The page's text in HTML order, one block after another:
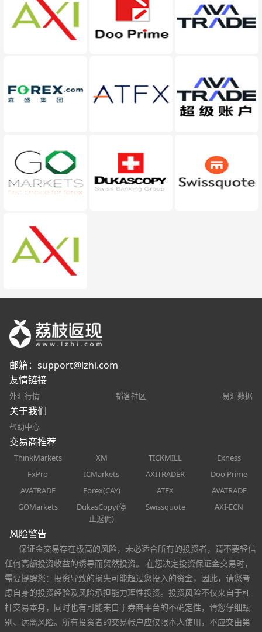
邮箱： support@lzhi.com
友情链接
外汇行情 韬客社区 易汇数据
关于我们
帮助中心
交易商推荐
ThinkMarkets XM TICKMILL
Exness
FxPro
ICMarkets AXITRADER
Doo Prime
AVATRADE
Forex(CAY) ATFX
AVATRADE
GOMarkets
DukasCopy(停
止返佣)
Swissquote AXI-ECN
风险警告
保证金交易存在极高的风险，未必适合所有的投资者，请不要轻信
任何高额投资收益的诱导而贸然投资。 在您决定投资保证金交易时，
需要提醒您：投资导致的损失可能超过您投入的资金，因此，请您考
虑自身的投资经验及风险承担能力理性投资。投资风险不仅来自于杠
杆交易本身，同时也有可能来自于券商平台的不确定性，请您仔细甄
别、远离风险。所有投资者的交易帐户应仅限本人使用，不应交由第